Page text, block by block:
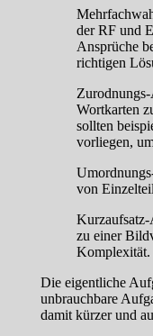
der RF und
Ansprüche
richtigen
Wortkarten
sollten
vorliegen,
von
zu einer
Komplexität.
Die eigentliche
unbrauchbare
damit kürzer und